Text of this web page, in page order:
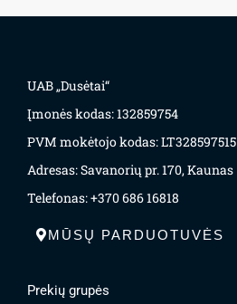
UAB „Dusėtai“
Įmonės kodas: 132859754
PVM mokėtojo kodas: LT328597515
Adresas: Savanorių pr. 170, Kaunas
Telefonas: +370 686 16818
MŪSŲ PARDUOTUVĖS
Prekių grupės